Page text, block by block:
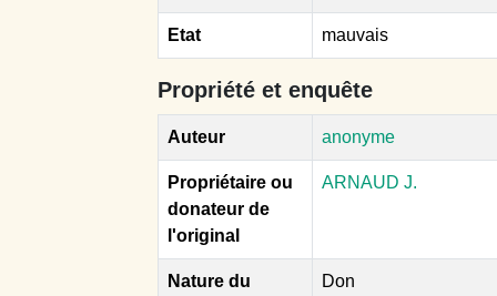
Etat mauvais
Propriété et enquête
Auteur anonyme
Propriétaire ou
donateur de
l'original
ARNAUD J.
Nature du
Don